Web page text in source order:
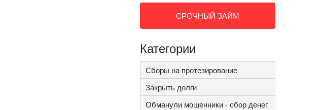
СРОЧНЫЙ ЗАЙМ
Категории
Сборы на протезирование
Закрыть долги
Обманули мошенники - сбор денег